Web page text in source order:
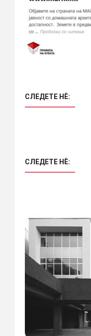
СЛЕДЕТЕ НÈ:
СЛЕДЕТЕ НÈ: